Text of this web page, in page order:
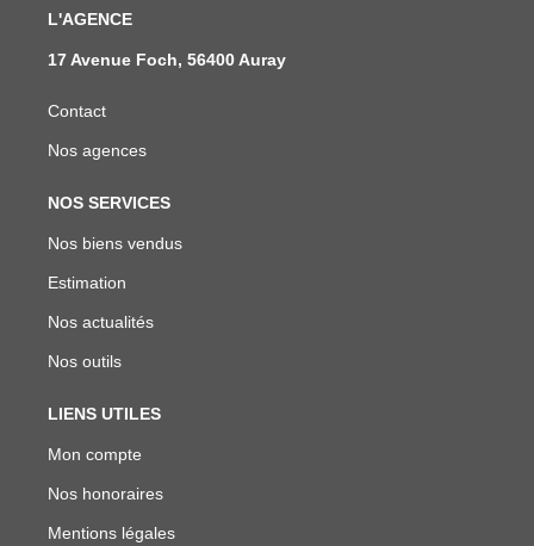
L'AGENCE
17 Avenue Foch, 56400 Auray
Contact
Nos agences
NOS SERVICES
Nos biens vendus
Estimation
Nos actualités
Nos outils
LIENS UTILES
Mon compte
Nos honoraires
Mentions légales